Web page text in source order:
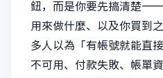
鈕，而是你要先搞清楚
用來做什麼、以及你買到
多人以為「有帳號就能直
不可用、付款失敗、帳單